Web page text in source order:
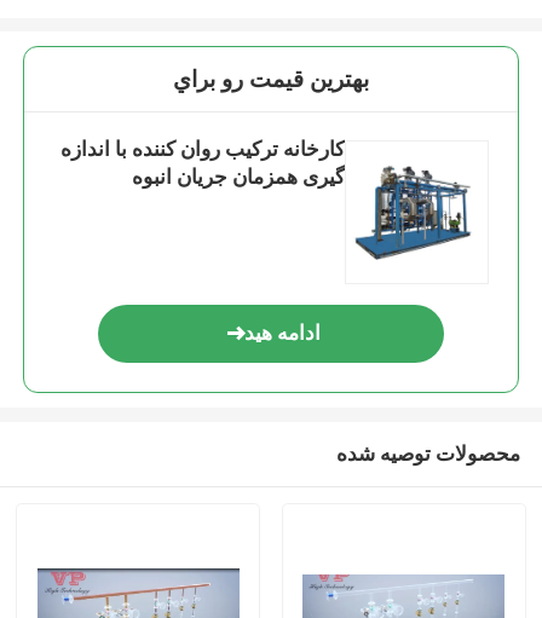
بهترين قيمت رو براي
کارخانه ترکیب روان کننده با اندازه
گیری همزمان جریان انبوه
ادامه هید
محصولات توصیه شده